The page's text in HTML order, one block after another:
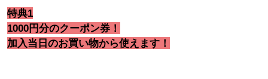
特典1
1000円分のクーポン券！
加入当日のお買い物から使えます！